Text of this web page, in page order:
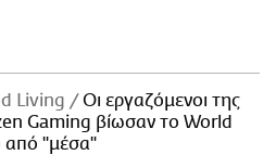
Living
Οι εργαζόμενοι της
Gaming βίωσαν το World
από "μέσα"